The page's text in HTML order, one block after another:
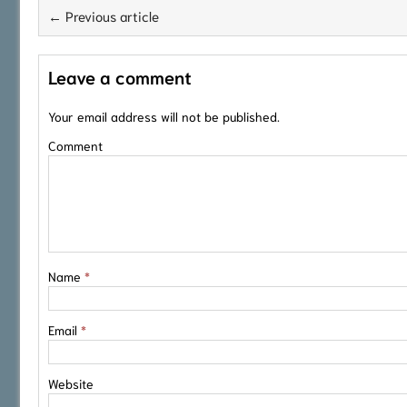
← Previous article
Leave a comment
Your email address will not be published.
Comment
Name *
Email *
Website